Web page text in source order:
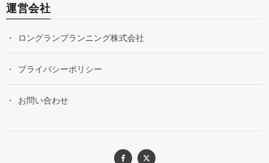
運営会社
ロングランプランニング株式会社
プライバシーポリシー
お問い合わせ